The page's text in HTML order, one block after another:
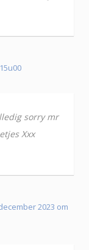
sorry mr
Xxx
2023 om